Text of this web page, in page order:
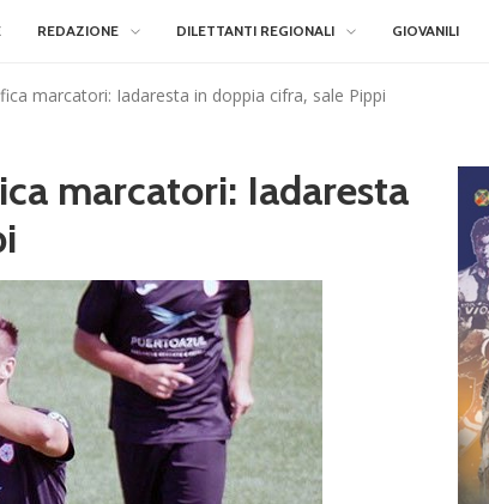
REDAZIONE DILETTANTI REGIONALI GIOVANILI
marcatori: Iadaresta in doppia cifra, sale Pippi
marcatori: Iadaresta